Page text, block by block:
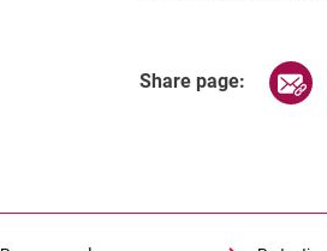
Share page: